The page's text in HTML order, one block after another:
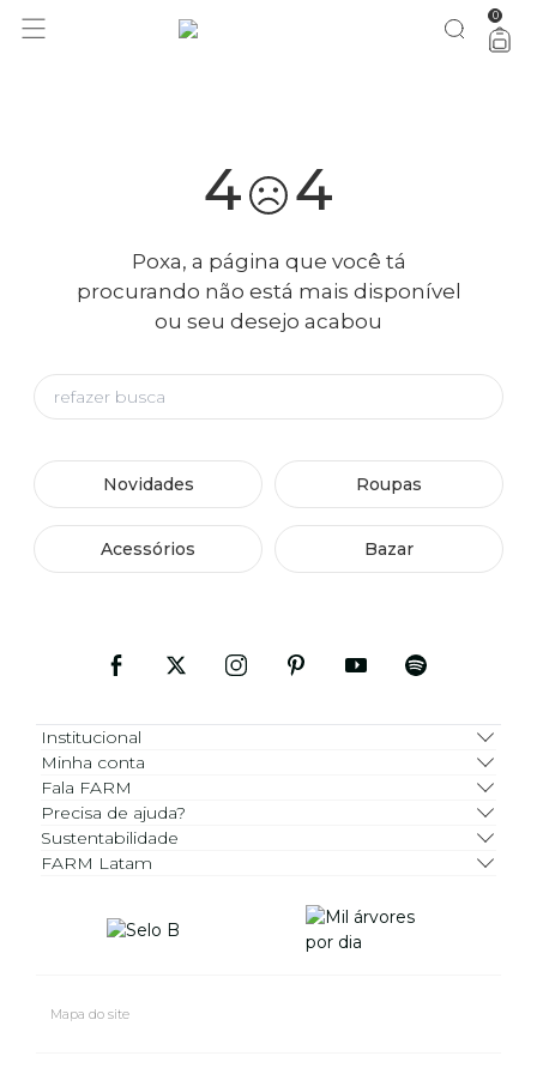
você merece 30% OFF pra comemorar com a gente aproveita! 0
4 4
Poxa, a página que você tá
procurando não está mais disponível
ou seu desejo acabou
Novidades Roupas
Acessórios Bazar
Institucional
Minha conta
Fala FARM
Precisa de ajuda?
Sustentabilidade
FARM Latam
Mapa do site